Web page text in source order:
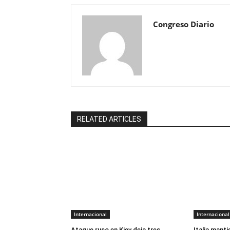
Congreso Diario
RELATED ARTICLES
Internacional Internacional